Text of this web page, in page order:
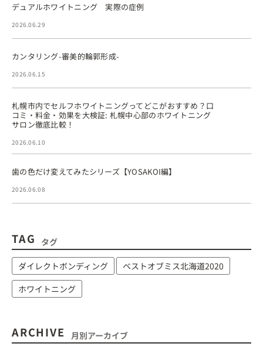
デュアルホワイトニング 実際の症例
2026.06.29
カンタリング-審美的輪郭形成-
2026.06.15
札幌市内でセルフホワイトニングってどこがおすすめ？口
コミ・料金・効果を大検証: 札幌中心部のホワイトニング
サロン徹底比較！
2026.06.10
歯の色だけ変えてみたシリーズ【YOSAKOI編】
2026.06.08
TAG タグ
ダイレクトボンディング
ベストオブミス北海道2020
ホワイトニング
ARCHIVE 月別アーカイブ